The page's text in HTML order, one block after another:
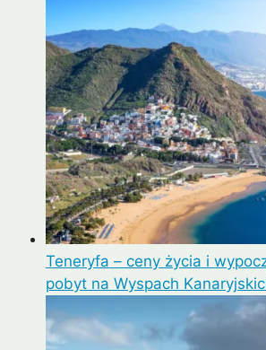
Teneryfa – ceny życia i
pobyt na Wyspach